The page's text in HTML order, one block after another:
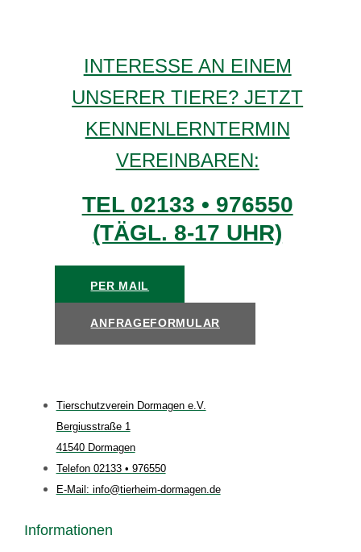
INTERESSE AN EINEM
UNSERER TIERE? JETZT
KENNENLERNTERMIN
VEREINBAREN:
TEL 02133 • 976550
(TÄGL. 8-17 UHR)
PER MAIL
ANFRAGEFORMULAR
Tierschutzverein Dormagen e.V.
Bergiusstraße 1
41540 Dormagen
Telefon 02133 • 976550
E-Mail: info@tierheim-dormagen.de
Informationen